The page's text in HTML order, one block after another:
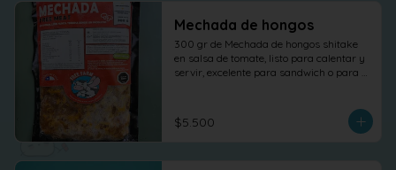
Mechada de hongos
300 gr de Mechada de hongos shitake
en salsa de tomate, listo para calentar y
servir, excelente para sandwich o para
$5.500